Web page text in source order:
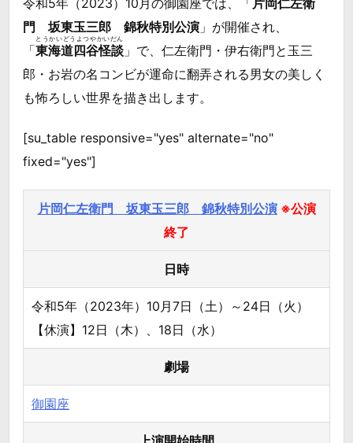
令和5年（2023）10月の御園座では、「 片岡仁左衛
門 坂東玉三郎 錦秋特別公演 」が開催され、
「東海道四谷怪談
とうかいどうよつやかいだん
」で、仁左衛門・伊右衛門と玉三
郎・お岩の名コンビが運命に翻弄される男女の美しく
も怖ろしい世界を描き出します。
[su_table responsive="yes" alternate="no"
fixed="yes"]
片岡仁左衛門 坂東玉三郎 錦秋特別公演 ※公演
終了
日時
令和5年（2023年）10月7日（土）～24日（火）
【休演】12日（木）、18日（水）
劇場
御園座